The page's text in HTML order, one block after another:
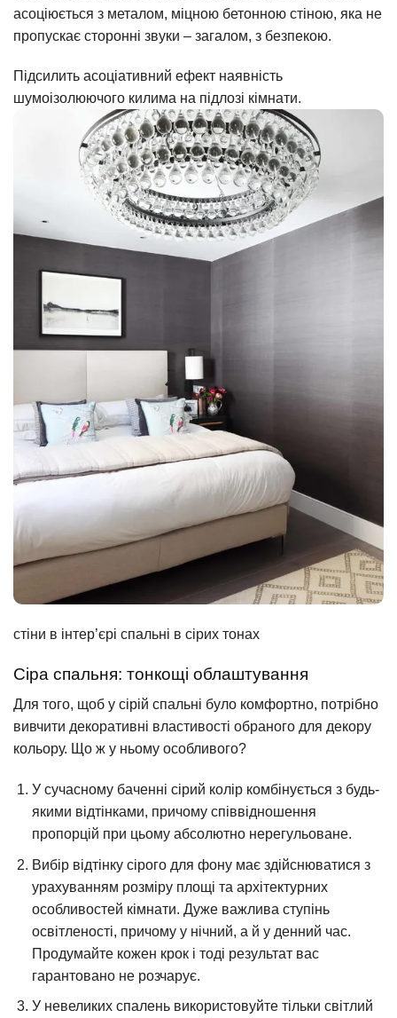
асоціюється з металом, міцною бетонною стіною, яка не
пропускає сторонні звуки – загалом, з безпекою.
Підсилить асоціативний ефект наявність
шумоізолюючого килима на підлозі кімнати.
стіни в інтер’єрі спальні в сірих тонах
Сіра спальня: тонкощі облаштування
Для того, щоб у сірій спальні було комфортно, потрібно
вивчити декоративні властивості обраного для декору
кольору. Що ж у ньому особливого?
У сучасному баченні сірий колір комбінується з будь-
якими відтінками, причому співвідношення
пропорцій при цьому абсолютно нерегульоване.
Вибір відтінку сірого для фону має здійснюватися з
урахуванням розміру площі та архітектурних
особливостей кімнати. Дуже важлива ступінь
освітленості, причому у нічний, а й у денний час.
Продумайте кожен крок і тоді результат вас
гарантовано не розчарує.
У невеликих спалень використовуйте тільки світлий